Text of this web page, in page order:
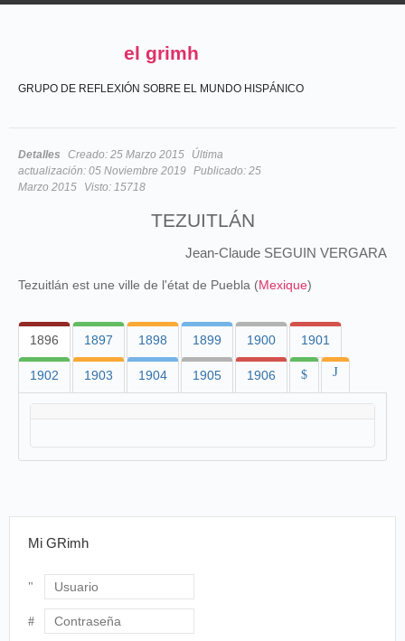
el grimh
GRUPO DE REFLEXIÓN SOBRE EL MUNDO HISPÁNICO
Detalles Creado: 25 Marzo 2015
Última
actualización: 05 Noviembre 2019 Publicado: 25
Marzo 2015
Visto: 15718
TEZUITLÁN
Jean-Claude SEGUIN VERGARA
Tezuitlán est une ville de l'état de Puebla (Mexique)
1896 1897 1898 1899 1900 1901
1902 1903 1904 1905 1906 $ J
Mi GRimh
Usuario